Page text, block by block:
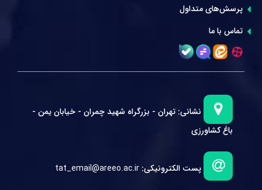
پرسش‌های متداول
تماس با ما
نشانی: تهران - بزرگراه شهید چمران - خیابان یمن -
باغ کشاورزی
پست الکترونیکی: tat_email@areeo.ac.ir